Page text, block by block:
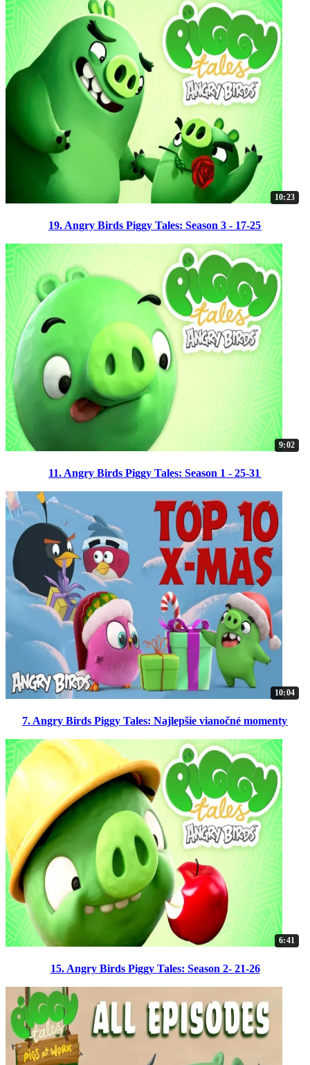
10:23
19. Angry Birds Piggy Tales: Season 3 - 17-25
9:02
11. Angry Birds Piggy Tales: Season 1 - 25-31
10:04
7. Angry Birds Piggy Tales: Najlepšie vianočné momenty
6:41
15. Angry Birds Piggy Tales: Season 2- 21-26